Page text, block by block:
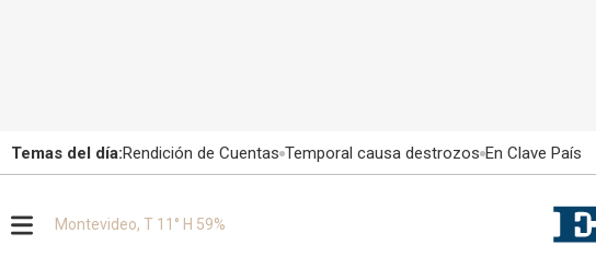
Temas del día:Rendición de Cuentas Temporal causa destrozos En Clave País
Montevideo, T 11° H 59%